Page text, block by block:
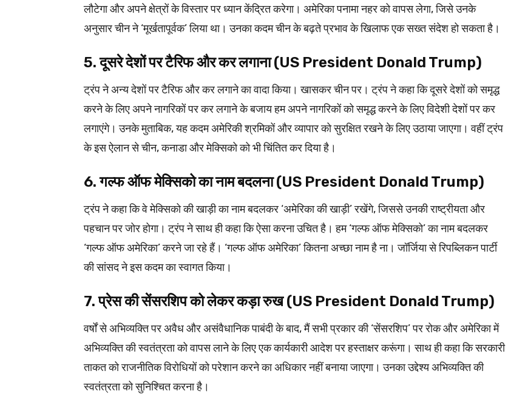
लौटेगा और अपने क्षेत्रों के विस्तार पर ध्यान केंद्रित करेगा। अमेरिका पनामा नहर को वापस लेगा, जिसे उनके
अनुसार चीन ने ‘मूर्खतापूर्वक’ लिया था। उनका कदम चीन के बढ़ते प्रभाव के खिलाफ एक सख्त संदेश हो सकता है।
5. दूसरे देशों पर टैरिफ और कर लगाना (US President Donald Trump)
ट्रंप ने अन्य देशों पर टैरिफ और कर लगाने का वादा किया। खासकर चीन पर। ट्रंप ने कहा कि दूसरे देशों को समृद्ध
करने के लिए अपने नागरिकों पर कर लगाने के बजाय हम अपने नागरिकों को समृद्ध करने के लिए विदेशी देशों पर कर
लगाएंगे। उनके मुताबिक, यह कदम अमेरिकी श्रमिकों और व्यापार को सुरक्षित रखने के लिए उठाया जाएगा। वहीं ट्रंप
के इस ऐलान से चीन, कनाडा और मेक्सिको को भी चिंतित कर दिया है।
6. गल्फ ऑफ मेक्सिको का नाम बदलना (US President Donald Trump)
ट्रंप ने कहा कि वे मेक्सिको की खाड़ी का नाम बदलकर ‘अमेरिका की खाड़ी’ रखेंगे, जिससे उनकी राष्ट्रीयता और
पहचान पर जोर होगा। ट्रंप ने साथ ही कहा कि ऐसा करना उचित है। हम ‘गल्फ ऑफ मेक्सिको’ का नाम बदलकर
‘गल्फ ऑफ अमेरिका’ करने जा रहे हैं। ‘गल्फ ऑफ अमेरिका’ कितना अच्छा नाम है ना। जॉर्जिया से रिपब्लिकन पार्टी
की सांसद ने इस कदम का स्वागत किया।
7. प्रेस की सेंसरशिप को लेकर कड़ा रुख (US President Donald Trump)
वर्षों से अभिव्यक्ति पर अवैध और असंवैधानिक पाबंदी के बाद, मैं सभी प्रकार की ‘सेंसरशिप’ पर रोक और अमेरिका में
अभिव्यक्ति की स्वतंत्रता को वापस लाने के लिए एक कार्यकारी आदेश पर हस्ताक्षर करूंगा। साथ ही कहा कि सरकारी
ताकत को राजनीतिक विरोधियों को परेशान करने का अधिकार नहीं बनाया जाएगा। उनका उद्देश्य अभिव्यक्ति की
स्वतंत्रता को सुनिश्चित करना है।